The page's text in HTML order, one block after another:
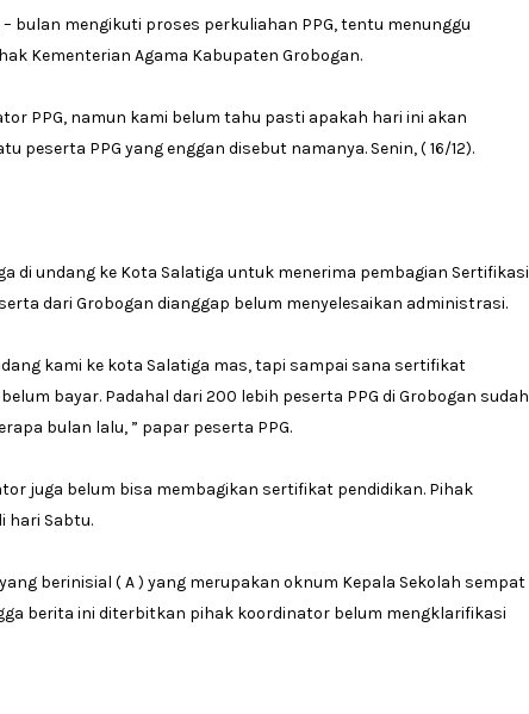
bulan mengikuti proses perkuliahan PPG, tentu menunggu
Kementerian Agama Kabupaten Grobogan.
PPG, namun kami belum tahu pasti apakah hari ini akan
peserta PPG yang enggan disebut namanya. Senin, ( 16/12).
di undang ke Kota Salatiga untuk menerima pembagian Sertifikasi
dari Grobogan dianggap belum menyelesaikan administrasi.
kami ke kota Salatiga mas, tapi sampai sana sertifikat
bayar. Padahal dari 200 lebih peserta PPG di Grobogan sudah
bulan lalu, ” papar peserta PPG.
juga belum bisa membagikan sertifikat pendidikan. Pihak
hari Sabtu.
berinisial ( A ) yang merupakan oknum Kepala Sekolah sempat
berita ini diterbitkan pihak koordinator belum mengklarifikasi